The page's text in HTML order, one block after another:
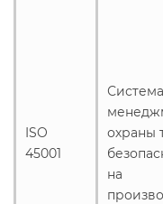
ISO
45001
Система
охраны
на